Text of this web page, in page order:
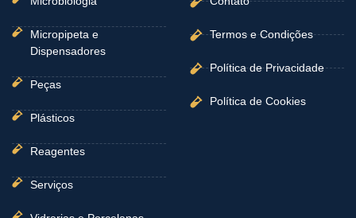
Micropipeta e
Dispensadores
Peças
Plásticos
Reagentes
Serviços
Termos e Condições
Política de Privacidade
Política de Cookies